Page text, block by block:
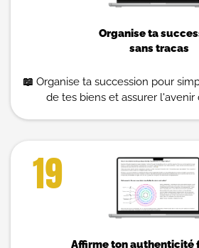
Organise ta
sans tracas
📖 Organise ta succession pour
de tes biens et assurer l'avenir
19
Affirme ton authenticité